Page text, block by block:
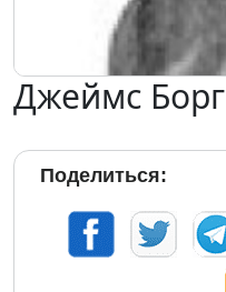
Джеймс Борг
Поделиться: